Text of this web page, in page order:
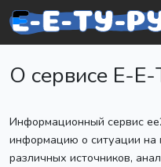
О сервисе Е-
Информационный сервис
информацию о ситуации на
различных источников,